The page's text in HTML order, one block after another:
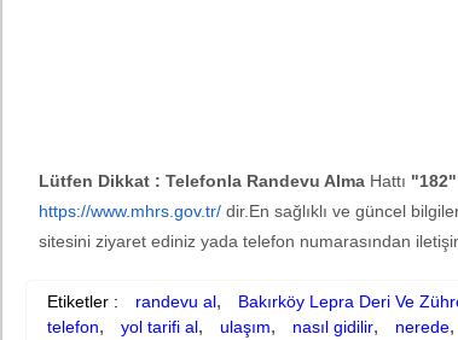
Lütfen Dikkat : Telefonla Randevu AlmaHattı "182"
https://www.mhrs.gov.tr/dir.En sağlıklı ve güncel
sitesini ziyaret ediniz yada telefon numarasından
Etiketler : randevu al, Bakırköy Lepra Deri Ve
telefon, yol tarifi al, ulaşım, nasıl gidilir, nerede,